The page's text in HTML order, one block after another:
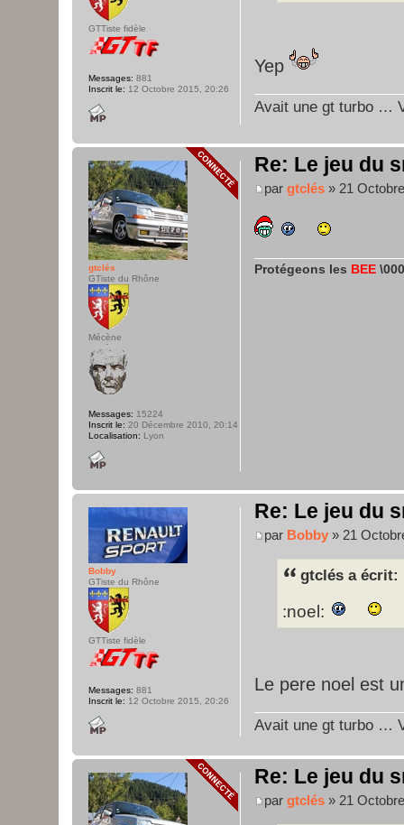
Yep
Avait une gt turbo …
GTTiste fidèle
Messages: 881
Inscrit le: 12 Octobre 2015, 20:26
Re: Le jeu du
par gtclés » 21
Protégeons les BEE
gtclés
GTiste du Rhône
Mécène
Messages: 15224
Inscrit le: 20 Décembre 2010, 20:14
Localisation: Lyon
Re: Le jeu du
par Bobby » 21
gtclés a écrit:
:noel:
Le pere noel est
Avait une gt turbo …
Bobby
GTiste du Rhône
GTTiste fidèle
Messages: 881
Inscrit le: 12 Octobre 2015, 20:26
Re: Le jeu du
par gtclés » 21